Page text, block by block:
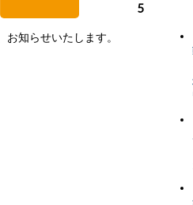
5
知らせいたします。